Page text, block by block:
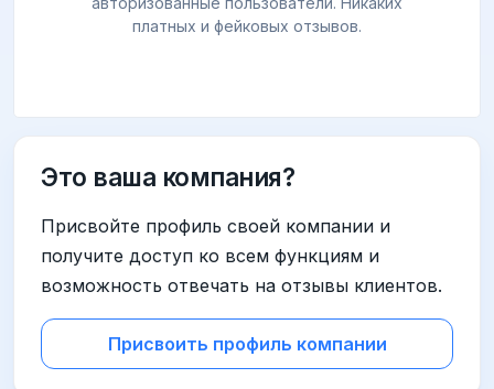
платных и фейковых отзывов.
Это ваша компания?
Присвойте профиль своей компании и
получите доступ ко всем функциям и
возможность отвечать на отзывы клиентов.
Присвоить профиль компании